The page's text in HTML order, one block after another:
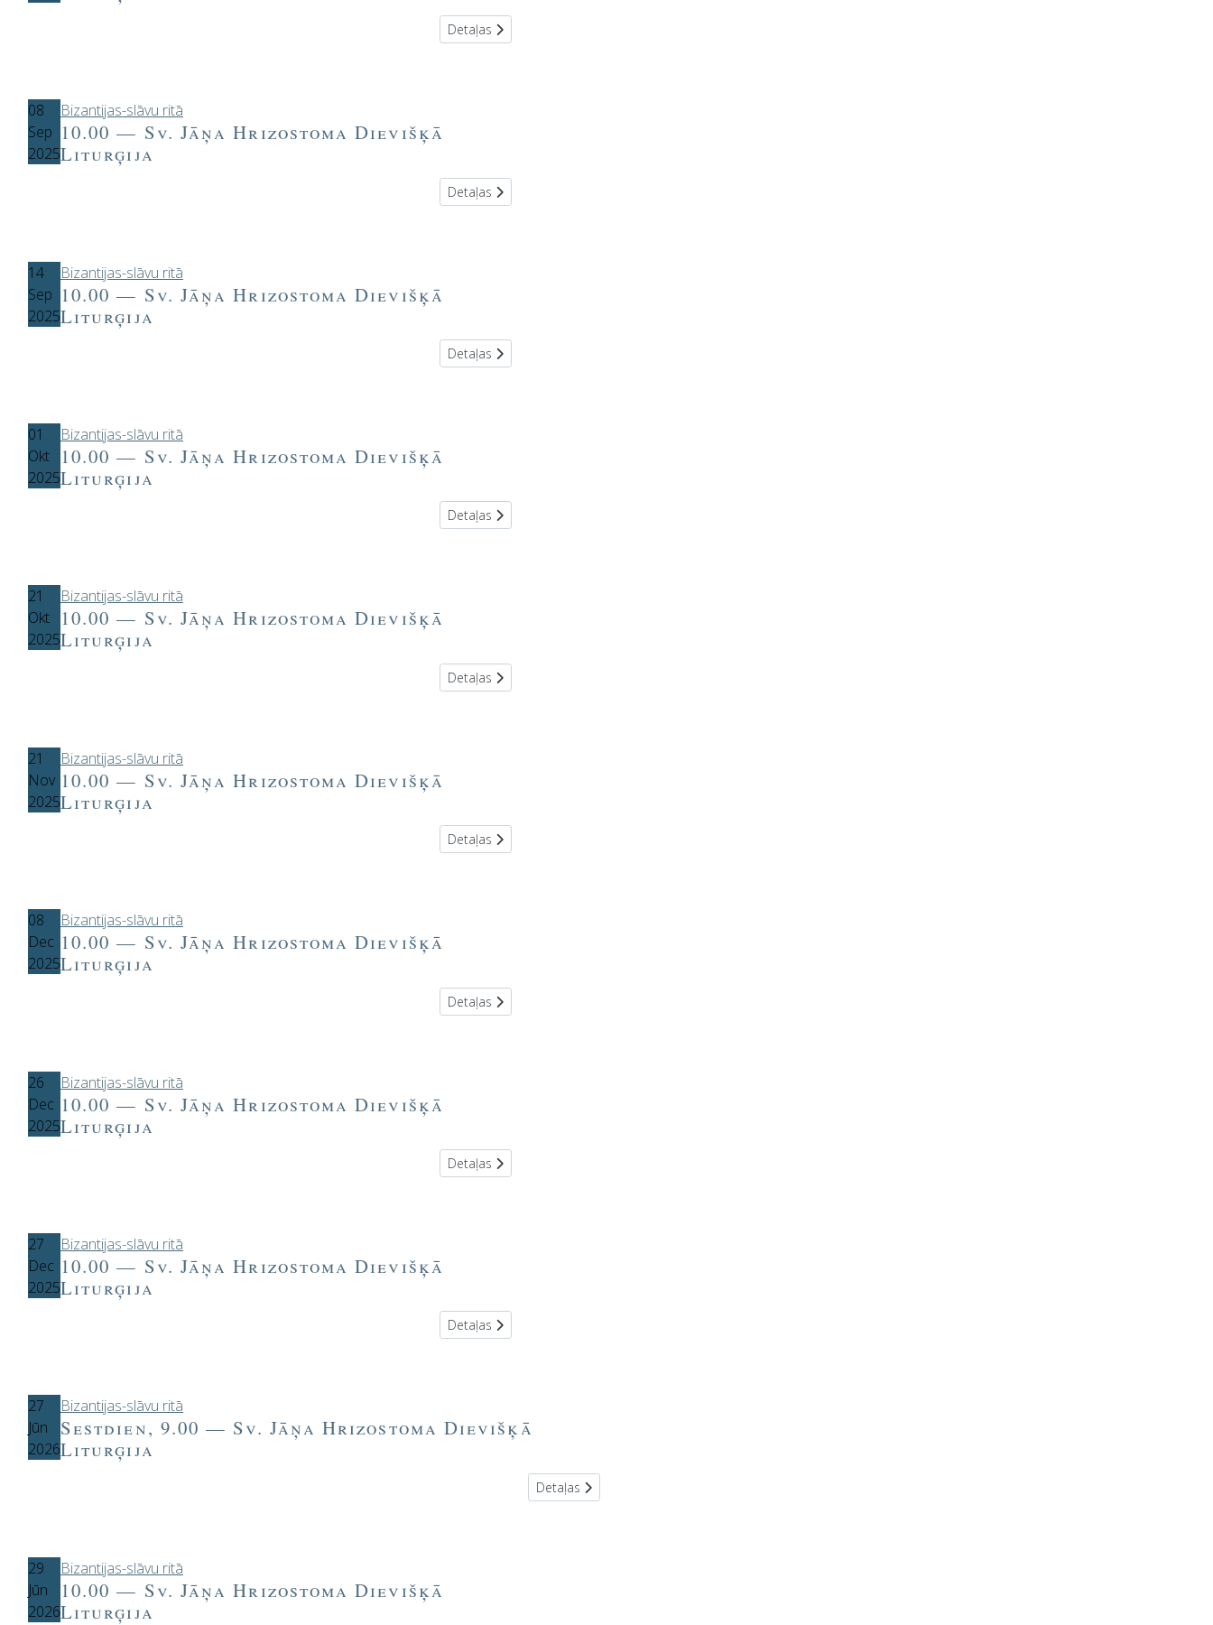
Detaļas
08
Sep
2025
Bizantijas-slāvu ritā
10.00 — Sv. Jāņa Hrizostoma Dievišķā
Liturģija
Detaļas
14
Sep
2025
Bizantijas-slāvu ritā
10.00 — Sv. Jāņa Hrizostoma Dievišķā
Liturģija
Detaļas
01
Okt
2025
Bizantijas-slāvu ritā
10.00 — Sv. Jāņa Hrizostoma Dievišķā
Liturģija
Detaļas
21
Okt
2025
Bizantijas-slāvu ritā
10.00 — Sv. Jāņa Hrizostoma Dievišķā
Liturģija
Detaļas
21
Nov
2025
Bizantijas-slāvu ritā
10.00 — Sv. Jāņa Hrizostoma Dievišķā
Liturģija
Detaļas
08
Dec
2025
Bizantijas-slāvu ritā
10.00 — Sv. Jāņa Hrizostoma Dievišķā
Liturģija
Detaļas
26
Dec
2025
Bizantijas-slāvu ritā
10.00 — Sv. Jāņa Hrizostoma Dievišķā
Liturģija
Detaļas
27
Dec
2025
Bizantijas-slāvu ritā
10.00 — Sv. Jāņa Hrizostoma Dievišķā
Liturģija
Detaļas
27
Jūn
2026
Bizantijas-slāvu ritā
Sestdien, 9.00 — Sv. Jāņa Hrizostoma Dievišķā
Liturģija
Detaļas
29
Jūn
2026
Bizantijas-slāvu ritā
10.00 — Sv. Jāņa Hrizostoma Dievišķā
Liturģija